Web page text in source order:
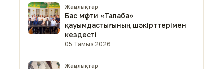
Жаңалықтар
Бас мүфти «Талаба»
қауымдастығының шәкірттерімен
кездесті
05 Тамыз 2026
Жаңалықтар